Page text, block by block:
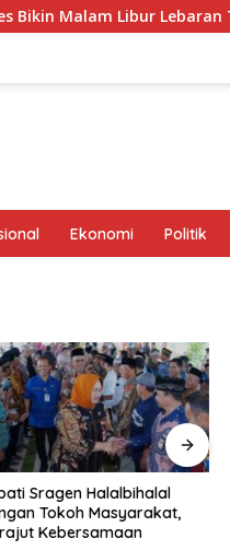
Malam Libur Lebaran
Ekonomi Politik
Sragen Halalbihalal
Tokoh Masyarakat,
Kebersamaan